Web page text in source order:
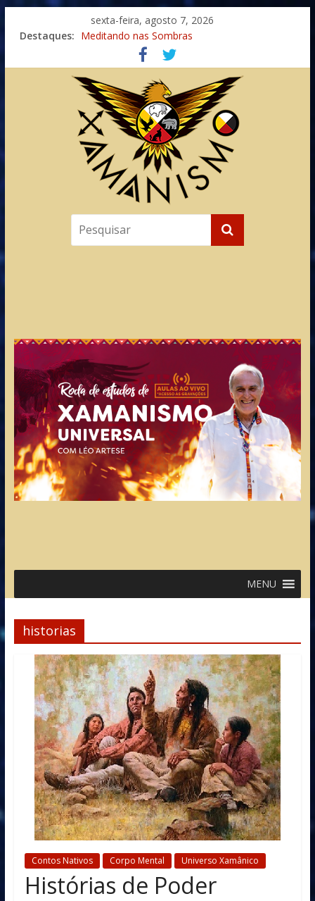
sexta-feira, agosto 7, 2026
Destaques: Meditando nas Sombras
Autosuficiência: A Jornada do Espírito Ancestral
Xamanismo Universal
Totens – Caminho Espiritual – Crescimento
Imaginação na Cura
MENU
historias
Contos Nativos Corpo Mental Universo Xamânico
Histórias de Poder